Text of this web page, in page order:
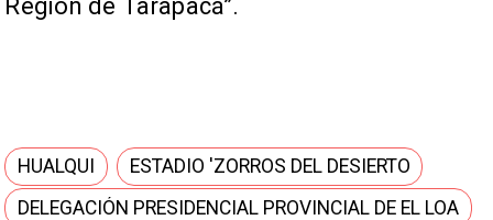
Región de Tarapacá”.
HUALQUI
ESTADIO 'ZORROS DEL DESIERTO
DELEGACIÓN PRESIDENCIAL PROVINCIAL DE EL LOA